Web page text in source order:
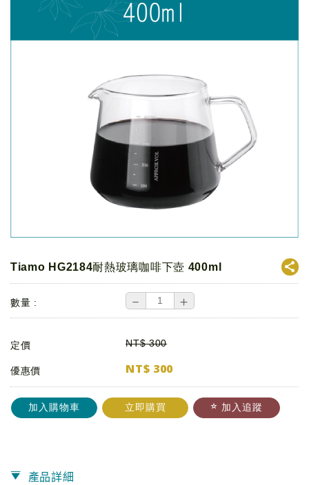
Tiamo HG2184耐熱玻璃咖啡下壺 400ml
數量 : － ＋
定價 NT$ 300
優惠價 NT$ 300
加入購物車 立即購買 加入追蹤
產品詳細